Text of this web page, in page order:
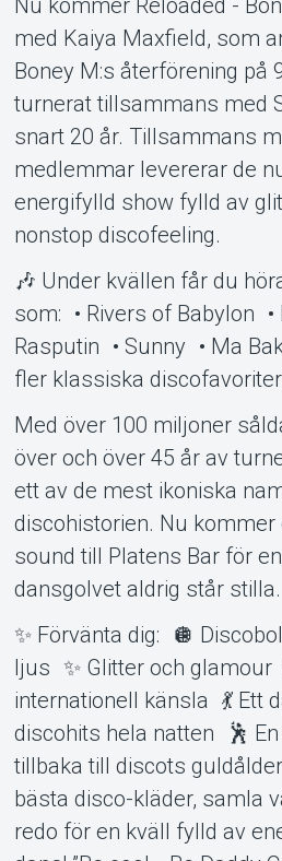
Nu kommer Reloaded -
med Kaiya Maxfield, som
Boney M:s återförening på
turnerat tillsammans med
snart 20 år. Tillsammans
medlemmar levererar de
energifylld show fylld av
nonstop discofeeling.
🎶 Under kvällen får du
som: • Rivers of Babylon •
Rasputin • Sunny • Ma
fler klassiska
Med över 100 miljoner
över och över 45 år av
ett av de mest ikoniska
discohistorien. Nu
sound till Platens Bar för
dansgolvet aldrig står stilla.
✨ Förvänta dig: 🪩
ljus ✨ Glitter och
internationell känsla 💃 Ett
discohits hela natten 🕺
tillbaka till discots
bästa disco-kläder, samla
redo för en kväll fylld av